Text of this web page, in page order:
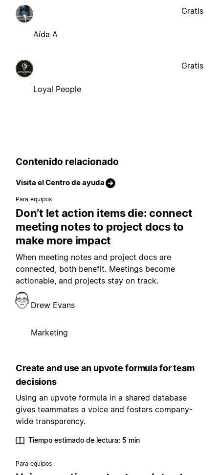
Aída A
Gratis
Loyal People
Gratis
Contenido relacionado
Visita el Centro de ayuda
Para equipos
Don’t let action items die: connect
meeting notes to project docs to
make more impact
When meeting notes and project docs are
connected, both benefit. Meetings become
actionable, and projects stay on track.
Drew Evans
Marketing
Create and use an upvote formula for team
decisions
Using an upvote formula in a shared database
gives teammates a voice and fosters company-
wide transparency.
Tiempo estimado de lectura: 5 min
Para equipos